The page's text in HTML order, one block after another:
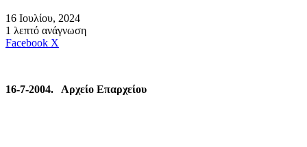
16 Ιουλίου, 2024
1 λεπτό ανάγνωση
Facebook X
16-7-2004. Αρχείο Επαρχείου